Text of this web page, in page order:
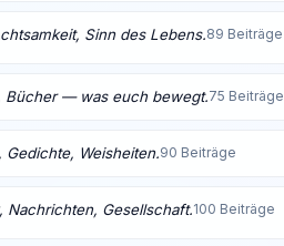
Sinn des Lebens.89 Beiträge
Bücher — was euch bewegt.75 Beiträge
Weisheiten.90 Beiträge
Nachrichten, Gesellschaft.100 Beiträge